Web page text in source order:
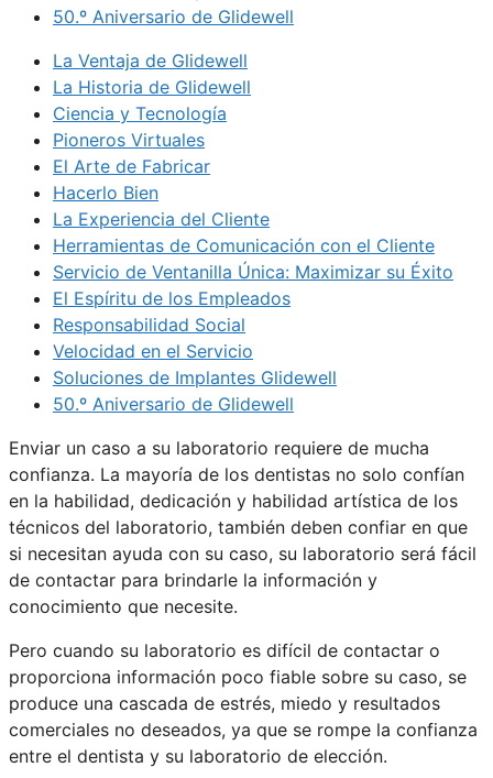
50.º Aniversario de Glidewell
La Ventaja de Glidewell
La Historia de Glidewell
Ciencia y Tecnología
Pioneros Virtuales
El Arte de Fabricar
Hacerlo Bien
La Experiencia del Cliente
Herramientas de Comunicación con el Cliente
Servicio de Ventanilla Única: Maximizar su Éxito
El Espíritu de los Empleados
Responsabilidad Social
Velocidad en el Servicio
Soluciones de Implantes Glidewell
50.º Aniversario de Glidewell
Enviar un caso a su laboratorio requiere de mucha
confianza. La mayoría de los dentistas no solo confían
en la habilidad, dedicación y habilidad artística de los
técnicos del laboratorio, también deben confiar en que
si necesitan ayuda con su caso, su laboratorio será fácil
de contactar para brindarle la información y
conocimiento que necesite.
Pero cuando su laboratorio es difícil de contactar o
proporciona información poco fiable sobre su caso, se
produce una cascada de estrés, miedo y resultados
comerciales no deseados, ya que se rompe la confianza
entre el dentista y su laboratorio de elección.